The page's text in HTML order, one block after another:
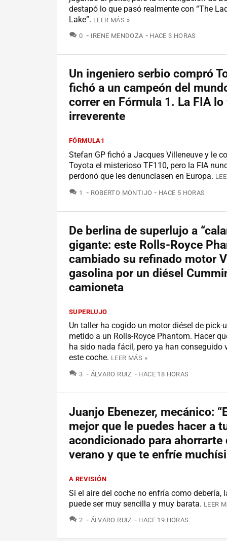
destapó lo que pasó realmente con “The
Lake”. LEER MÁS »
0 COMENTARIOS
IRENE MENDOZA HACE 3 HORAS
Un ingeniero serbio compró
fichó a un campeón del
correr en Fórmula 1. La FIA
irreverente
FÓRMULA1
Stefan GP fichó a Jacques Villeneuve y le
Toyota el misterioso TF110, pero la FIA
perdonó que les denunciasen en Europa.
1 COMENTARIOS
ROBERTO MONTIJO HACE 5 HORAS
De berlina de superlujo a
gigante: este Rolls-Royce
cambiado su refinado motor
gasolina por un diésel
camioneta
SUPERLUJO
Un taller ha cogido un motor diésel de pick-
metido a un Rolls-Royce Phantom. Hacer
ha sido nada fácil, pero ya han conseguido
este coche. LEER MÁS »
3 COMENTARIOS
ÁLVARO RUIZ HACE 18 HORAS
Juanjo Ebenezer, mecánico:
mejor que le puedes hacer a
acondicionado para ahorrarte
verano y que te enfríe
A REVISIÓN
Si el aire del coche no enfría como debería,
puede ser muy sencilla y muy barata. LEER
2 COMENTARIOS
ÁLVARO RUIZ HACE 19 HORAS